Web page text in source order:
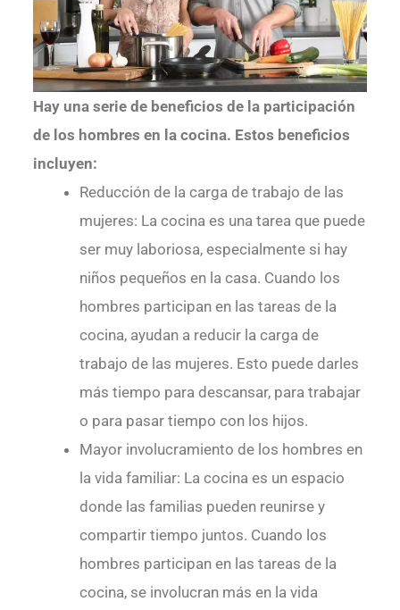
Hay una serie de beneficios de la participación
de los hombres en la cocina. Estos beneficios
incluyen:
Reducción de la carga de trabajo de las
mujeres: La cocina es una tarea que puede
ser muy laboriosa, especialmente si hay
niños pequeños en la casa. Cuando los
hombres participan en las tareas de la
cocina, ayudan a reducir la carga de
trabajo de las mujeres. Esto puede darles
más tiempo para descansar, para trabajar
o para pasar tiempo con los hijos.
Mayor involucramiento de los hombres en
la vida familiar: La cocina es un espacio
donde las familias pueden reunirse y
compartir tiempo juntos. Cuando los
hombres participan en las tareas de la
cocina, se involucran más en la vida